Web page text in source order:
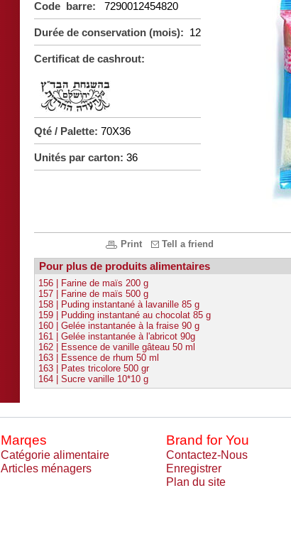
Code barre: 7290012454820
Durée de conservation (mois): 12
Certificat de cashrout:
Qté / Palette: 70X36
Unités par carton: 36
Print Tell a friend
Pour plus de produits alimentaires
156 | Farine de maïs 200 g
157 | Farine de maïs 500 g
158 | Puding instantané à lavanille 85 g
159 | Pudding instantané au chocolat 85 g
160 | Gelée instantanée à la fraise 90 g
161 | Gelée instantanée à l'abricot 90g
162 | Essence de vanille gâteau 50 ml
163 | Essence de rhum 50 ml
163 | Pates tricolore 500 gr
164 | Sucre vanille 10*10 g
Marqes Brand for You
Catégorie alimentaire
Contactez-Nous
Articles ménagers
Enregistrer
Plan du site